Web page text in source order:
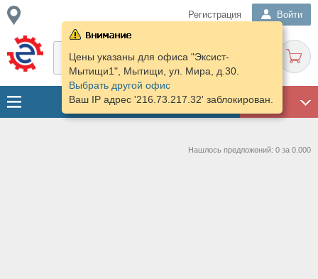
Регистрация Войти
ГАРАЖ
Цены указаны для офиса "Эксист-
Мытищи1", Мытищи, ул. Мира, д.30.
Выбрать другой офис
Ваш IP адрес '216.73.217.32' заблокирован.
Нашлось предложений: 0 за 0.000